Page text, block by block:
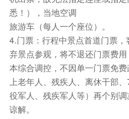
朝修建的【古城墙】、外观
的【广
济门城楼】，后外观中国四
桥】（上桥费用自理,约
二十 四洲的独特风格与赵
并称中国四大古桥，被著
为“世界上最早的启闭式桥
（潮州古城建议使用电瓶
往返，大小同价）。
悉！），当地空调
旅游车（每人一个座位）。
4.门票：行程中景点首道门票
弃景点参观，将不退还门票费
本综合调控，不因单一门票免
上老年人、残疾人、离休干部
役军人、残疾军人等）再个别
谅解。